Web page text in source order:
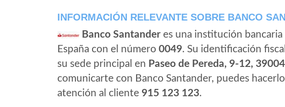
INFORMACIÓN RELEVANTE SOBRE BANCO
Banco Santander es una institución
España con el número 0049. Su identificación
su sede principal en Paseo de Pereda, 9-12,
comunicarte con Banco Santander, puedes
atención al cliente 915 123 123.